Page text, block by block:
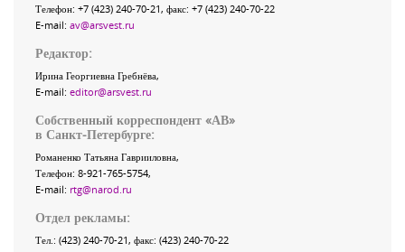
Телефон: +7 (423) 240-70-21, факс: +7 (423) 240-70-22
E-mail: av@arsvest.ru
Редактор:
Ирина Георгиевна Гребнёва,
E-mail: editor@arsvest.ru
Собственный корреспондент «АВ»
в Санкт-Петербурге:
Романенко Татьяна Гаврииловна,
Телефон: 8-921-765-5754,
E-mail: rtg@narod.ru
Отдел рекламы:
Тел.: (423) 240-70-21, факс: (423) 240-70-22